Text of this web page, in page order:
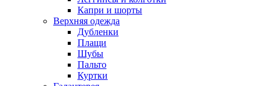
Капри и шорты
Верхняя одежда
Дубленки
Плащи
Шубы
Пальто
Куртки